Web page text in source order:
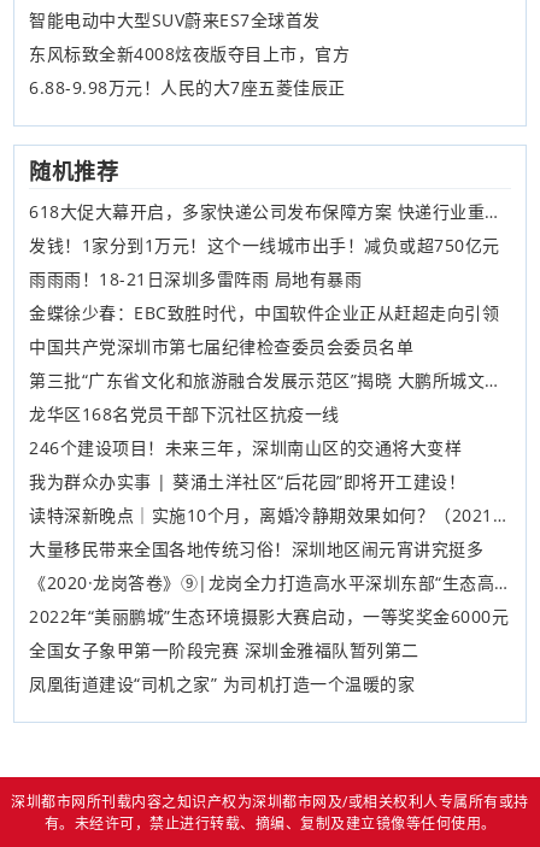
智能电动中大型SUV蔚来ES7全球首发
东风标致全新4008炫夜版夺目上市，官方
6.88-9.98万元！人民的大7座五菱佳辰正
随机推荐
618大促大幕开启，多家快递公司发布保障方案 快递行业重回上升通道
发钱！1家分到1万元！这个一线城市出手！减负或超750亿元
雨雨雨！18-21日深圳多雷阵雨 局地有暴雨
金蝶徐少春：EBC致胜时代，中国软件企业正从赶超走向引领
中国共产党深圳市第七届纪律检查委员会委员名单
第三批“广东省文化和旅游融合发展示范区”揭晓 大鹏所城文化旅游区成深圳唯一代表
龙华区168名党员干部下沉社区抗疫一线
246个建设项目！未来三年，深圳南山区的交通将大变样
我为群众办实事 | 葵涌土洋社区“后花园”即将开工建设！
读特深新晚点｜实施10个月，离婚冷静期效果如何？（2021年10月20日）
​大量移民带来全国各地传统习俗！深圳地区闹元宵讲究挺多
《2020·龙岗答卷》⑨|龙岗全力打造高水平深圳东部“生态高地”
2022年“美丽鹏城”生态环境摄影大赛启动，一等奖奖金6000元
全国女子象甲第一阶段完赛 深圳金雅福队暂列第二
凤凰街道建设“司机之家” 为司机打造一个温暖的家
深圳都市网所刊载内容之知识产权为深圳都市网及/或相关权利人专属所有或持
有。未经许可，禁止进行转载、摘编、复制及建立镜像等任何使用。